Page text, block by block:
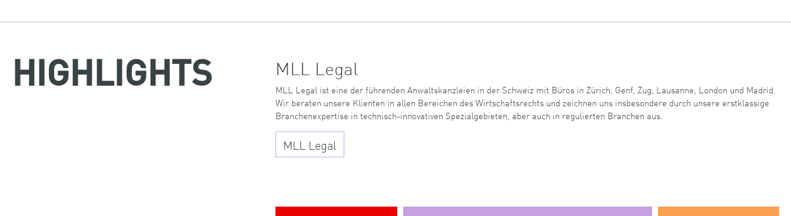
HIGHLIGHTS MLL Legal
MLL Legal ist eine der führenden Anwaltskanzleien in der Schweiz mit Büros in Zürich, Genf, Zug, Lausanne, London und Madrid.
Wir beraten unsere Klienten in allen Bereichen des Wirtschaftsrechts und zeichnen uns insbesondere durch unsere erstklassige
Branchenexpertise in technisch-innovativen Spezialgebieten, aber auch in regulierten Branchen aus.
MLL Legal